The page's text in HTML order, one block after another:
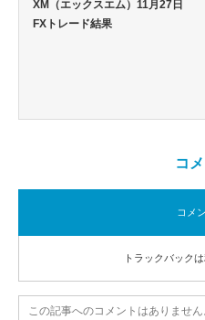
XM（エックスエム）11月27日
FXトレード結果
コ
コメ
トラックバック
この記事へのコメントはありません